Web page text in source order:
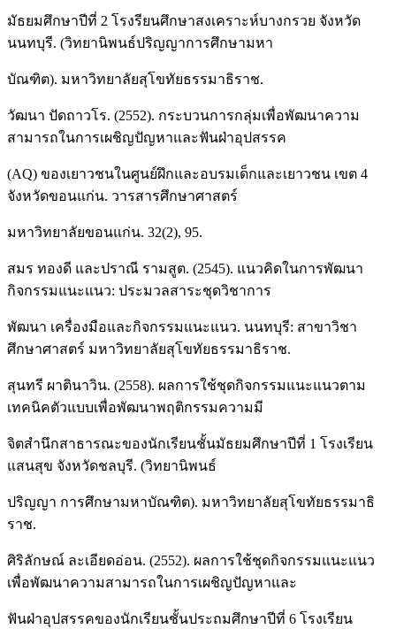
มัธยมศึกษาปีที่ 2 โรงรียนศึกษาสงเคราะห์บางกรวย จังหวัด
นนทบุรี. (วิทยานิพนธ์ปริญญาการศึกษามหา
บัณฑิต). มหาวิทยาลัยสุโขทัยธรรมาธิราช.
วัฒนา ปัดถาวโร. (2552). กระบวนการกลุ่มเพื่อพัฒนาความ
สามารถในการเผชิญปัญหาและฟันฝ่าอุปสรรค
(AQ) ของเยาวชนในศูนย์ฝึกและอบรมเด็กและเยาวชน เขต 4
จังหวัดขอนแก่น. วารสารศึกษาศาสตร์
มหาวิทยาลัยขอนแก่น. 32(2), 95.
สมร ทองดี และปราณี รามสูต. (2545). แนวคิดในการพัฒนา
กิจกรรมแนะแนว: ประมวลสาระชุดวิชาการ
พัฒนา เครื่องมือและกิจกรรมแนะแนว. นนทบุรี: สาขาวิชา
ศึกษาศาสตร์ มหาวิทยาลัยสุโขทัยธรรมาธิราช.
สุนทรี ผาตินาวิน. (2558). ผลการใช้ชุดกิจกรรมแนะแนวตาม
เทคนิคตัวแบบเพื่อพัฒนาพฤติกรรมความมี
จิตสำนึกสาธารณะของนักเรียนชั้นมัธยมศึกษาปีที่ 1 โรงเรียน
แสนสุข จังหวัดชลบุรี. (วิทยานิพนธ์
ปริญญา การศึกษามหาบัณฑิต). มหาวิทยาลัยสุโขทัยธรรมาธิ
ราช.
ศิริลักษณ์ ละเอียดอ่อน. (2552). ผลการใช้ชุดกิจกรรมแนะแนว
เพื่อพัฒนาความสามารถในการเผชิญปัญหาและ
ฟันฝ่าอุปสรรคของนักเรียนชั้นประถมศึกษาปีที่ 6 โรงเรียน